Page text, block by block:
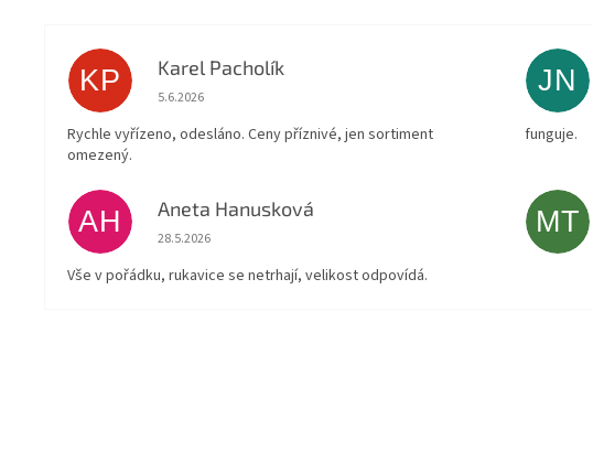
KP Karel Pacholík
Hodnocení obchodu je 4 z 5 hvězdiček.
5.6.2026
Rychle vyřízeno, odesláno. Ceny příznivé, jen sortiment
omezený.
JN
funguje.
AH Aneta Hanusková
Hodnocení obchodu je 5 z 5 hvězdiček.
28.5.2026
Vše v pořádku, rukavice se netrhají, velikost odpovídá.
MT